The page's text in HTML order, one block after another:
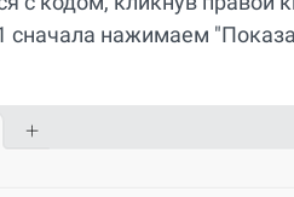
сначала нажимаем